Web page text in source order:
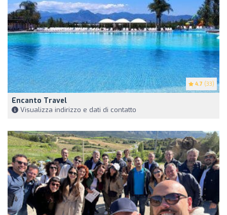
4.7 (33)
Encanto Travel
Visualizza indirizzo e dati di contatto